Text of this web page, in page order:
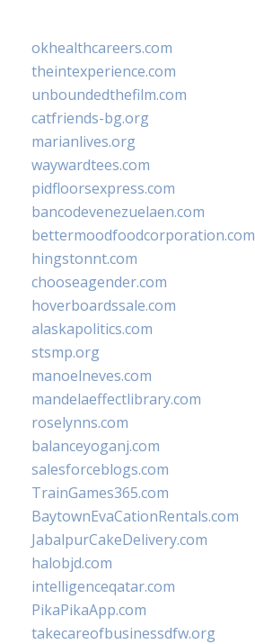
okhealthcareers.com
theintexperience.com
unboundedthefilm.com
catfriends-bg.org
marianlives.org
waywardtees.com
pidfloorsexpress.com
bancodevenezuelaen.com
bettermoodfoodcorporation.com
hingstonnt.com
chooseagender.com
hoverboardssale.com
alaskapolitics.com
stsmp.org
manoelneves.com
mandelaeffectlibrary.com
roselynns.com
balanceyoganj.com
salesforceblogs.com
TrainGames365.com
BaytownEvaCationRentals.com
JabalpurCakeDelivery.com
halobjd.com
intelligenceqatar.com
PikaPikaApp.com
takecareofbusinessdfw.org